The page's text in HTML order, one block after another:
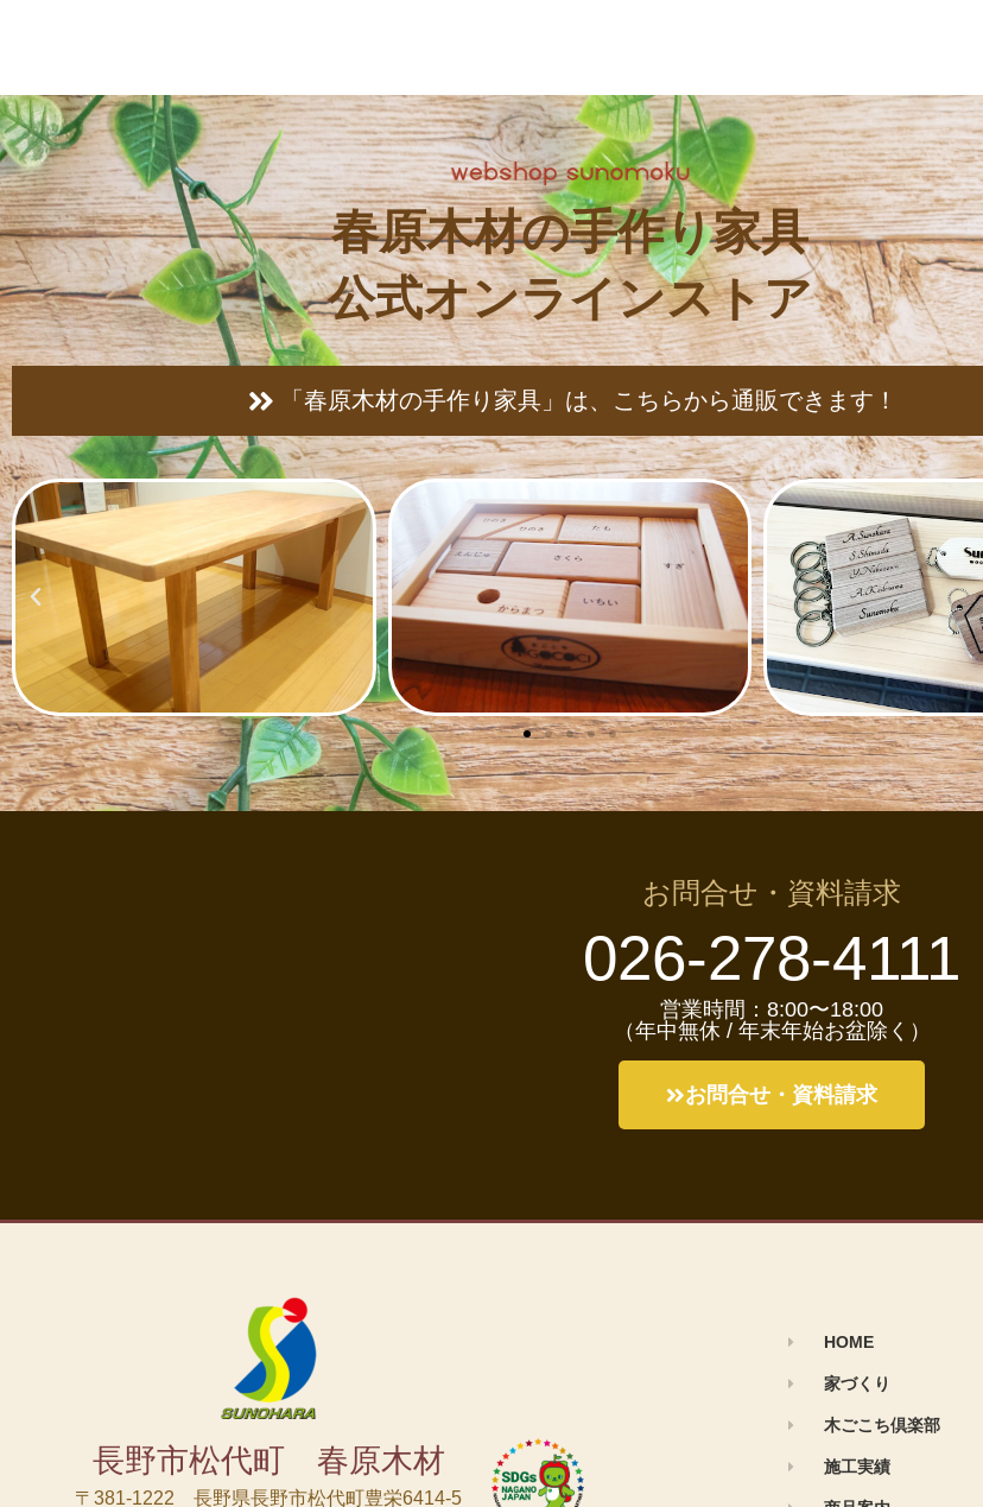
春原木材の手作り家具
公式オンラインストア
「春原木材の手作り家具」は、 こちらから通販できます！
お問合せ・資料請求
026-278-4111
営業時間：8:00〜18:00
（年中無休 / 年末年始お盆除く）
お問合せ・資料請求
長野市松代町 春原木材
〒381-1222 長野県長野市松代町豊栄6414-5
HOME
家づくり
木ごこち倶楽部
施工実績